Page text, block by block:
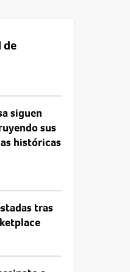
de
siguen
sus
históricas
tras